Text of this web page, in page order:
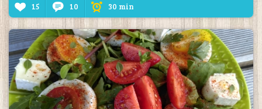
15 10 30 min